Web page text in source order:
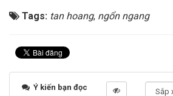
Tags: tan hoang, ngổn ngang
Ý kiến bạn đọc